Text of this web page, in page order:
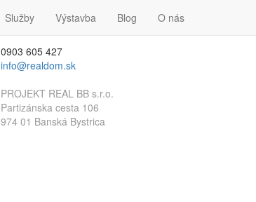
Služby Výstavba Blog O nás
Kontakt
0903 605 427
info@realdom.sk
PROJEKT REAL BB s.r.o.
Partizánska cesta 106
974 01 Banská Bystrica